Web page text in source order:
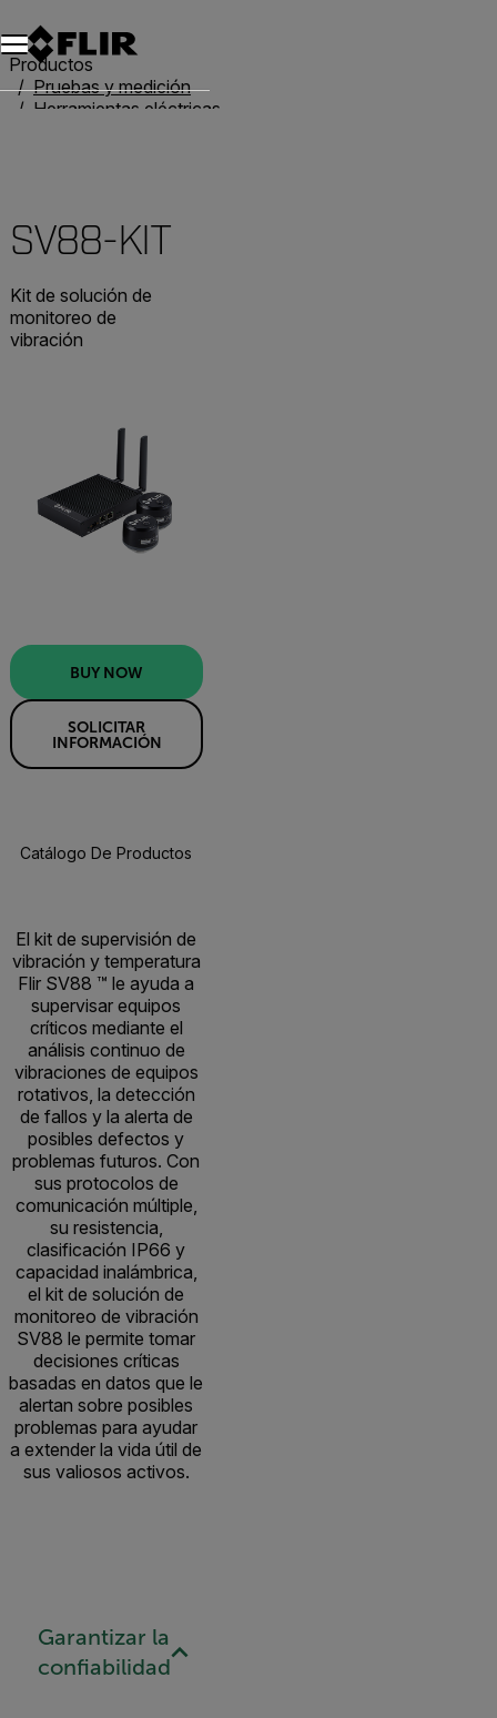
Productos
Pruebas y medición
Herramientas eléctricas
SV88-KIT
Kit de solución de
monitoreo de
vibración
BUY NOW
SOLICITAR
INFORMACIÓN
Catálogo De Productos
El kit de supervisión de
vibración y temperatura
Flir SV88 ™ le ayuda a
supervisar equipos
críticos mediante el
análisis continuo de
vibraciones de equipos
rotativos, la detección
de fallos y la alerta de
posibles defectos y
problemas futuros. Con
sus protocolos de
comunicación múltiple,
su resistencia,
clasificación IP66 y
capacidad inalámbrica,
el kit de solución de
monitoreo de vibración
SV88 le permite tomar
decisiones críticas
basadas en datos que le
alertan sobre posibles
problemas para ayudar
a extender la vida útil de
sus valiosos activos.
Garantizar la
confiabilidad